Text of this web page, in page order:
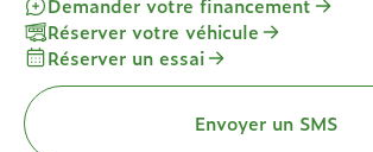
Réserver votre véhicule
Réserver un essai
Envoyer un SMS